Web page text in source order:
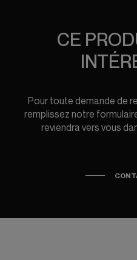
CE
Pour toute demande de
remplissez notre
reviendra vers vous